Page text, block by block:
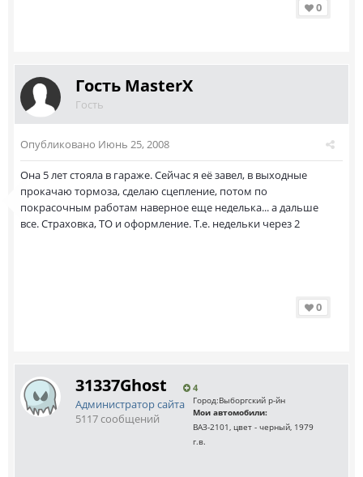
0
Гость MasterX
Гость
Опубликовано Июнь 25, 2008
Она 5 лет стояла в гараже. Сейчас я её завел, в выходные
прокачаю тормоза, сделаю сцепление, потом по
покрасочным работам наверное еще неделька... а дальше
все. Страховка, ТО и оформление. Т.е. недельки через 2
0
31337Ghost 4
Администратор сайта
5117 сообщений
Город:Выборгский р-йн
Мои автомобили:
ВАЗ-2101, цвет - черный, 1979
г.в.